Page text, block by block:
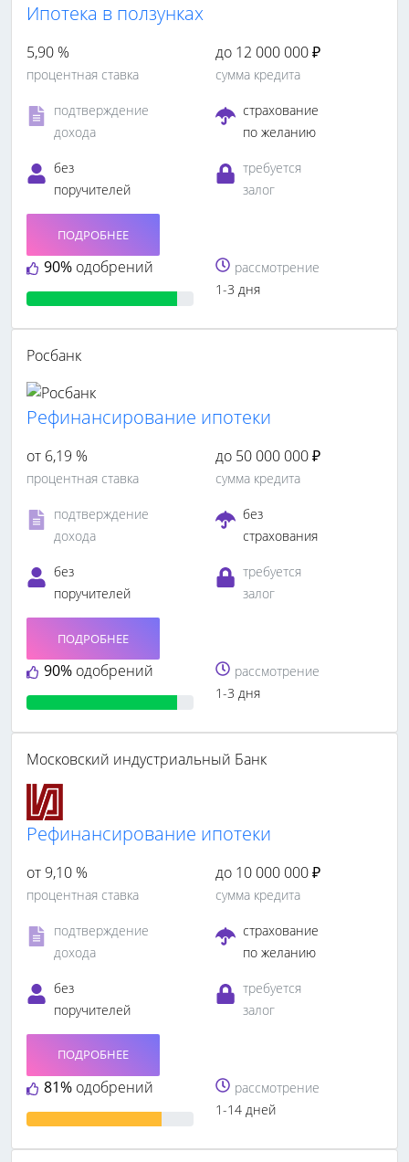
Ипотека в ползунках
5,90 %
процентная ставка
до 12 000 000 ₽
сумма кредита
подтверждение
дохода
страхование
по желанию
без
поручителей
требуется
залог
90% одобрений
ПОДРОБНЕЕ
рассмотрение
1-3 дня
Росбанк
Рефинансирование ипотеки
от 6,19 %
процентная ставка
до 50 000 000 ₽
сумма кредита
подтверждение
дохода
без
страхования
без
поручителей
требуется
залог
90% одобрений
ПОДРОБНЕЕ
рассмотрение
1-3 дня
Московский индустриальный Банк
Рефинансирование ипотеки
от 9,10 %
процентная ставка
до 10 000 000 ₽
сумма кредита
подтверждение
дохода
страхование
по желанию
без
поручителей
требуется
залог
81% одобрений
ПОДРОБНЕЕ
рассмотрение
1-14 дней